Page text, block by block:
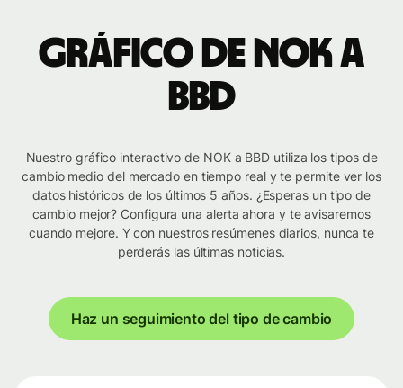
Gráfico de NOK a
BBD
Nuestro gráfico interactivo de NOK a BBD utiliza los tipos de
cambio medio del mercado en tiempo real y te permite ver los
datos históricos de los últimos 5 años. ¿Esperas un tipo de
cambio mejor? Configura una alerta ahora y te avisaremos
cuando mejore. Y con nuestros resúmenes diarios, nunca te
perderás las últimas noticias.
Haz un seguimiento del tipo de cambio